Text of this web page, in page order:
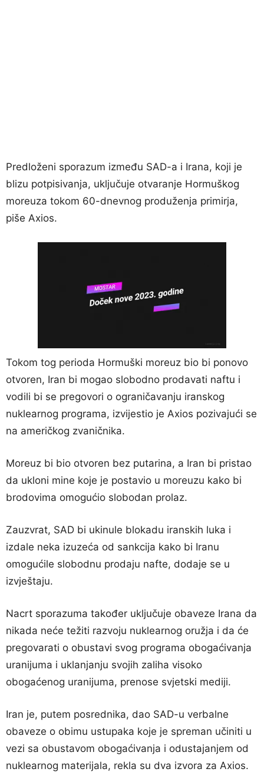
Predloženi sporazum između SAD-a i Irana, koji je
blizu potpisivanja, uključuje otvaranje Hormuškog
moreuza tokom 60-dnevnog produženja primirja,
piše Axios.
Tokom tog perioda Hormuški moreuz bio bi ponovo
otvoren, Iran bi mogao slobodno prodavati naftu i
vodili bi se pregovori o ograničavanju iranskog
nuklearnog programa, izvijestio je Axios pozivajući se
na američkog zvaničnika.
Moreuz bi bio otvoren bez putarina, a Iran bi pristao
da ukloni mine koje je postavio u moreuzu kako bi
brodovima omogućio slobodan prolaz.
Zauzvrat, SAD bi ukinule blokadu iranskih luka i
izdale neka izuzeća od sankcija kako bi Iranu
omogućile slobodnu prodaju nafte, dodaje se u
izvještaju.
Nacrt sporazuma također uključuje obaveze Irana da
nikada neće težiti razvoju nuklearnog oružja i da će
pregovarati o obustavi svog programa obogaćivanja
uranijuma i uklanjanju svojih zaliha visoko
obogaćenog uranijuma, prenose svjetski mediji.
Iran je, putem posrednika, dao SAD-u verbalne
obaveze o obimu ustupaka koje je spreman učiniti u
vezi sa obustavom obogaćivanja i odustajanjem od
nuklearnog materijala, rekla su dva izvora za Axios.